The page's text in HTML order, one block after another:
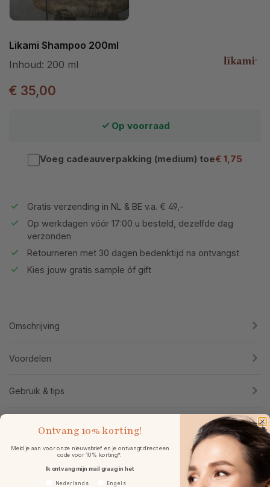
Likami Shampoo 200ml
Inhoud: 200 ml
€ 35,00
Op voorraad
Voeg cadeauverpakking (medium) toe€ 1,75
Gratis verzending in NL & BE v.a. € 49,-
Op werkdagen vóór 17:00 u besteld, dezelfde dag
verzonden
Retourneren met 30 dagen bedenktijd na ontvangst
Kies jouw gratis sample óf gift
Omschrijving
Voordelen
Gebruik & tips
Specificaties
Ontvang 10% korting!
Meld je aan voor onze nieuwsbrief en je ontvangt direct een
code voor 10% korting*.
Ik ontvang mijn mail graag in het
Voorkeurtaal
Nederlands Engels